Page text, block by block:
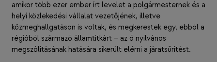
amikor több ezer ember írt levelet a polgármesternek és a
helyi közlekedési vállalat vezetőjének, illetve
közmeghallgatáson is voltak, és megkerestek egy, ebből a
régióból származó államtitkárt – az ő nyilvános
megszólításának hatására sikerült elérni a járatsűrítést.